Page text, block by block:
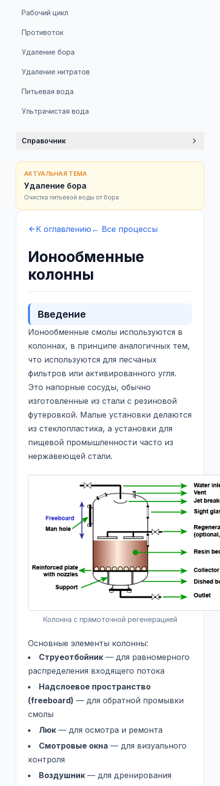
Рабочий цикл
Противоток
Удаление бора
Удаление нитратов
Питьевая вода
Ультрачистая вода
Справочник
АКТУАЛЬНАЯ ТЕМА
Удаление бора
Очистка питьевой воды от бора
К оглавлению ← Все процессы
Ионообменные
колонны
Введение
Ионообменные смолы используются в
колоннах, в принципе аналогичных тем,
что используются для песчаных
фильтров или активированного угля.
Это напорные сосуды, обычно
изготовленные из стали с резиновой
футеровкой. Малые установки делаются
из стеклопластика, а установки для
пищевой промышленности часто из
нержавеющей стали.
Колонна с прямоточной регенерацией
Основные элементы колонны:
Струеотбойник — для равномерного
распределения входящего потока
Надслоевое пространство
(freeboard) — для обратной промывки
смолы
Люк — для осмотра и ремонта
Смотровые окна — для визуального
контроля
Воздушник — для дренирования